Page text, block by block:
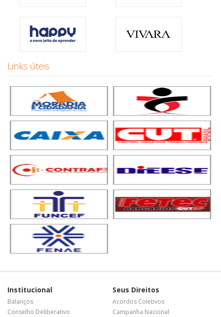
Links úteis
Institucional
Balanços
Conselho Deliberativo
Seus Direitos
Acordos Coletivos
Campanha Nacional